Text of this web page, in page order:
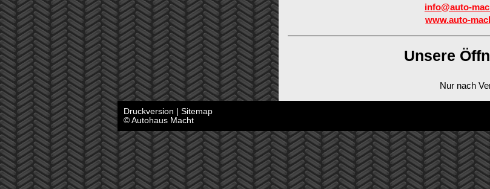
info@auto-
www.auto-
Unsere
Nur nach
Druckversion | Sitemap
© Autohaus Macht